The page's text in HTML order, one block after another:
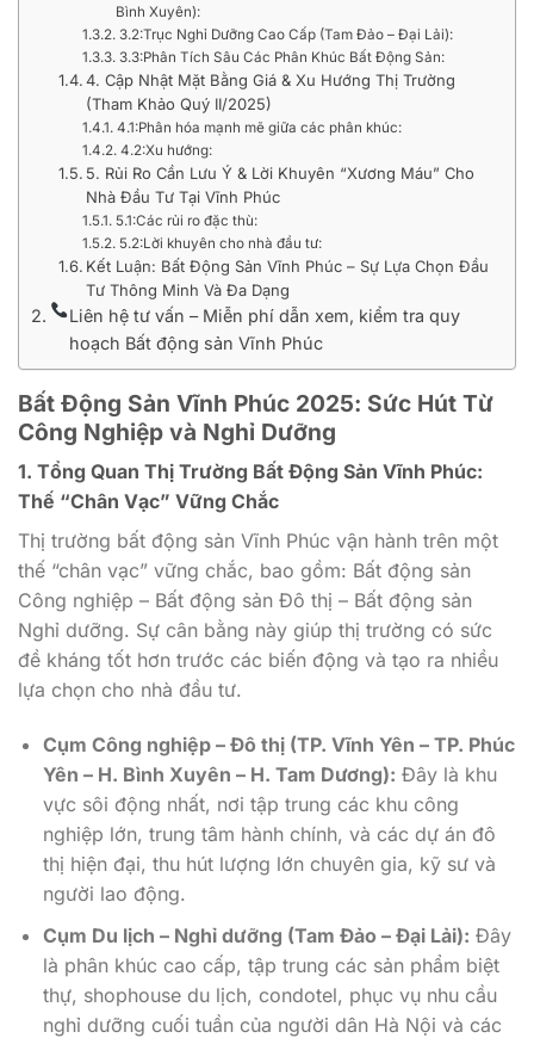
Bình Xuyên):
3.2:Trục Nghỉ Dưỡng Cao Cấp (Tam Đảo – Đại Lải):
3.3:Phân Tích Sâu Các Phân Khúc Bất Động Sản:
4. Cập Nhật Mặt Bằng Giá & Xu Hướng Thị Trường
(Tham Khảo Quý II/2025)
4.1:Phân hóa mạnh mẽ giữa các phân khúc:
4.2:Xu hướng:
5. Rủi Ro Cần Lưu Ý & Lời Khuyên “Xương Máu” Cho
Nhà Đầu Tư Tại Vĩnh Phúc
5.1:Các rủi ro đặc thù:
5.2:Lời khuyên cho nhà đầu tư:
Kết Luận: Bất Động Sản Vĩnh Phúc – Sự Lựa Chọn Đầu
Tư Thông Minh Và Đa Dạng
Liên hệ tư vấn – Miễn phí dẫn xem, kiểm tra quy
hoạch Bất động sản Vĩnh Phúc
Bất Động Sản Vĩnh Phúc 2025: Sức Hút Từ
Công Nghiệp và Nghỉ Dưỡng
1. Tổng Quan Thị Trường Bất Động Sản Vĩnh Phúc:
Thế “Chân Vạc” Vững Chắc
Thị trường bất động sản Vĩnh Phúc vận hành trên một
thế “chân vạc” vững chắc, bao gồm: Bất động sản
Công nghiệp – Bất động sản Đô thị – Bất động sản
Nghỉ dưỡng. Sự cân bằng này giúp thị trường có sức
đề kháng tốt hơn trước các biến động và tạo ra nhiều
lựa chọn cho nhà đầu tư.
Cụm Công nghiệp – Đô thị (TP. Vĩnh Yên – TP. Phúc
Yên – H. Bình Xuyên – H. Tam Dương): Đây là khu
vực sôi động nhất, nơi tập trung các khu công
nghiệp lớn, trung tâm hành chính, và các dự án đô
thị hiện đại, thu hút lượng lớn chuyên gia, kỹ sư và
người lao động.
Cụm Du lịch – Nghỉ dưỡng (Tam Đảo – Đại Lải): Đây
là phân khúc cao cấp, tập trung các sản phẩm biệt
thự, shophouse du lịch, condotel, phục vụ nhu cầu
nghỉ dưỡng cuối tuần của người dân Hà Nội và các